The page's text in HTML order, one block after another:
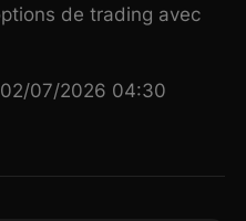
de trading avec
07/2026 04:30